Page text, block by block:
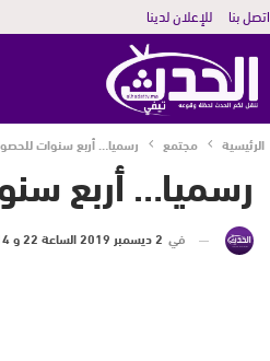
اتصل بنا للإعلان لدينا
الرئيسية مجتمع رسميا… أربع سنوات
رسميا… أربع
في 2 ديسمبر 2019 الساعة 22 و 14 دقيقة